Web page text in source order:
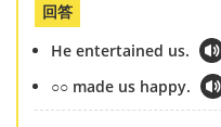
回答
He entertained us.
○○ made us happy.